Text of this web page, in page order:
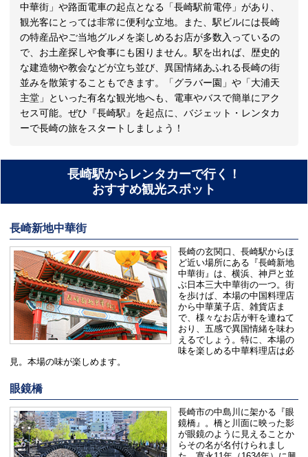
中華街」や路面電車の起点となる「長崎駅前電停」があり、
観光客にとっては非常に便利な立地。また、駅ビルには長崎
の特産品やご当地グルメを楽しめるお店が多数入っているの
で、お土産探しや食事にも困りません。駅を出れば、歴史的
な建造物や教会などが立ち並び、異国情緒あふれる長崎の街
並みを散策することもできます。「グラバー園」や「大浦天
主堂」といった有名な観光地へも、電車やバスで簡単にアク
セス可能。ぜひ『長崎駅』を起点に、バジェット・レンタカ
ーで長崎の旅をスタートしましょう！
長崎駅からレンタカーで行く！
おすすめ観光スポット
長崎新地中華街
長崎の玄関口、長崎駅からほ
ど近い場所にある『長崎新地
中華街』は、横浜、神戸と並
ぶ日本三大中華街の一つ。街
を歩けば、本場の中国料理店
から中華菓子店、雑貨店ま
で、様々なお店が軒を連ねて
おり、五感で異国情緒を味わ
えるでしょう。特に、本場の
味を楽しめる中華料理店は必
見。本場の味が楽しめます。
眼鏡橋
長崎市の中島川に架かる『眼
鏡橋』。橋と川面に映った影
が眼鏡のように見えることか
らその名が名付けられまし